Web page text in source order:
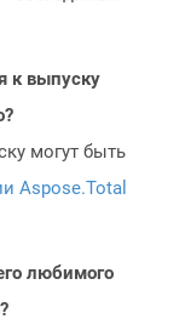
к выпуску
могут быть
Aspose.Total
любимого